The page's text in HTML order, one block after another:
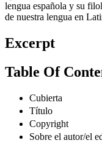
lengua española y su
de nuestra lengua en
Excerpt
Table Of
Cubierta
Título
Copyright
Sobre el autor/el